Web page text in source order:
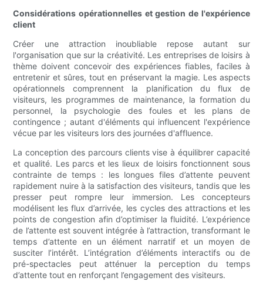
Considérations opérationnelles et gestion de l'expérience
client
Créer une attraction inoubliable repose autant sur
l'organisation que sur la créativité. Les entreprises de loisirs à
thème doivent concevoir des expériences fiables, faciles à
entretenir et sûres, tout en préservant la magie. Les aspects
opérationnels comprennent la planification du flux de
visiteurs, les programmes de maintenance, la formation du
personnel, la psychologie des foules et les plans de
contingence ; autant d'éléments qui influencent l'expérience
vécue par les visiteurs lors des journées d'affluence.
La conception des parcours clients vise à équilibrer capacité
et qualité. Les parcs et les lieux de loisirs fonctionnent sous
contrainte de temps : les longues files d’attente peuvent
rapidement nuire à la satisfaction des visiteurs, tandis que les
presser peut rompre leur immersion. Les concepteurs
modélisent les flux d’arrivée, les cycles des attractions et les
points de congestion afin d’optimiser la fluidité. L’expérience
de l’attente est souvent intégrée à l’attraction, transformant le
temps d’attente en un élément narratif et un moyen de
susciter l’intérêt. L’intégration d’éléments interactifs ou de
pré-spectacles peut atténuer la perception du temps
d’attente tout en renforçant l’engagement des visiteurs.